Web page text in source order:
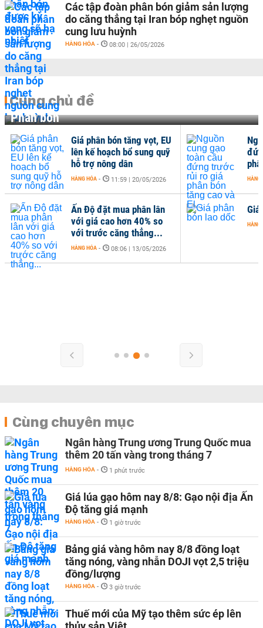
Các tập đoàn phân bón giảm sản lượng
do căng thẳng tại Iran bóp nghẹt nguồn
cung lưu huỳnh
HÀNG HÓA - 08:00 | 26/05/2026
Cùng chủ đề
Phân bón
Giá
HÀNG
Giá phân bón tăng vọt, EU
lên kế hoạch bổ sung quỹ
hỗ trợ nông dân
HÀNG HÓA - 11:59 | 20/05/2026
Ấn Độ đặt mua phân lân
với giá cao hơn 40% so
với trước căng thẳng...
HÀNG HÓA - 08:06 | 13/05/2026
HÀNG
Cùng chuyên mục
Ngân hàng Trung ương Trung Quốc mua
thêm 20 tấn vàng trong tháng 7
HÀNG HÓA - 1 phút trước
Giá lúa gạo hôm nay 8/8: Gạo nội địa Ấn
Độ tăng giá mạnh
HÀNG HÓA - 1 giờ trước
Bảng giá vàng hôm nay 8/8 đồng loạt
tăng nóng, vàng nhẫn DOJI vọt 2,5 triệu
đồng/lượng
HÀNG HÓA - 3 giờ trước
Thuế mới của Mỹ tạo thêm sức ép lên